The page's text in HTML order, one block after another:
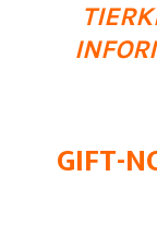
GIFT-